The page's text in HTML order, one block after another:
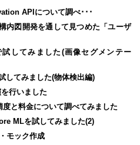
APIについて調べ･･･
内図開発を通して見つめた「ユーザ
してみました(画像セグメンテー
てみました(物体検出編)
行いました
と料金について調べてみました
MLを試してみました(2)
モック作成